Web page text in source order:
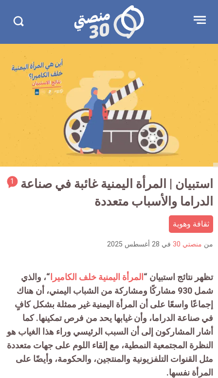
الإعلان
منصتي
30
1
استبيان | المرأة اليمنية غائبة في صناعة
الدراما والأسباب متعددة
ثقافة وهوية
من منصتي 30 في 28 أغسطس 2025
تظهر نتائج استبيان “المرأة اليمنية خلف الكاميرا“، والذي
شمل 930 مشاركًا ومشاركة من الشباب اليمني، أن هناك
إجماعًا واسعًا على أن المرأة اليمنية غير ممثلة بشكل كافٍ
في صناعة الدراما، وأن غيابها يحد من فرص تمكينها. كما
أشار المشاركون إلى أن السبب الرئيسي وراء هذا الغياب هو
النظرة المجتمعية النمطية، مع إلقاء اللوم على جهات متعددة
مثل القنوات التلفزيونية والمنتجين، والحكومة، وأيضًا على
المرأة نفسها.